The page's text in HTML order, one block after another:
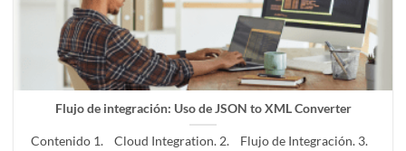
Flujo de integración: Uso de JSON to XML Converter
Contenido 1. Cloud Integration. 2. Flujo de Integración. 3.